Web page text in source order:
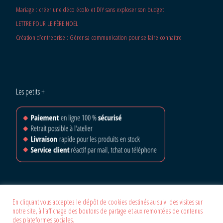
Mariage : créer une déco écolo et DIY sans exploser son budget
LETTRE POUR LE PÈRE NOËL
Création d’entreprise : Gérer sa communication pour se faire connaître
Les petits +
© 2026 La Crafteuse Tous les droits sont réservés
En cliquant vous acceptez le dépôt de cookies destinés au suivi des visites sur
notre site, à l'affichage des boutons de partage et aux remontées de contenus
des plateformes sociales.